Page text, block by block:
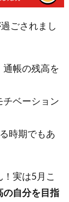
ごされまし
通帳の残高を
チベーション
時期でもあ
実は5月こ
の自分を目指